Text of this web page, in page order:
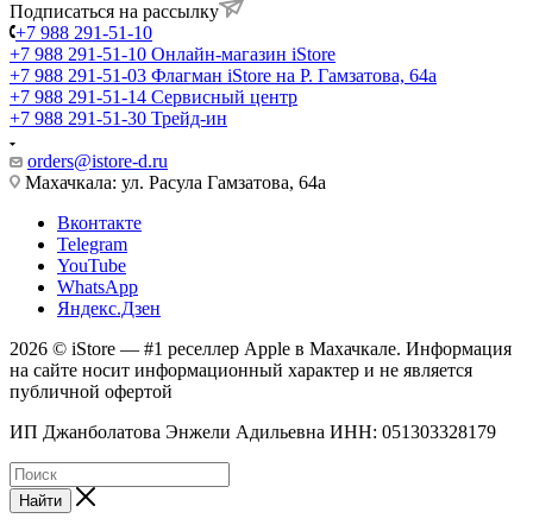
Подписаться на рассылку
+7 988 291-51-10
+7 988 291-51-10 Онлайн-магазин iStore
+7 988 291-51-03 Флагман iStore на Р. Гамзатова, 64а
+7 988 291-51-14 Сервисный центр
+7 988 291-51-30 Трейд-ин
orders@istore-d.ru
Махачкала: ул. Расула Гамзатова, 64а
Вконтакте
Telegram
YouTube
WhatsApp
Яндекс.Дзен
2026 © iStore — #1 реселлер Apple в Махачкале. Информация
на сайте носит информационный характер и не является
публичной офертой
ИП Джанболатова Энжели Адильевна ИНН: 051303328179
Найти